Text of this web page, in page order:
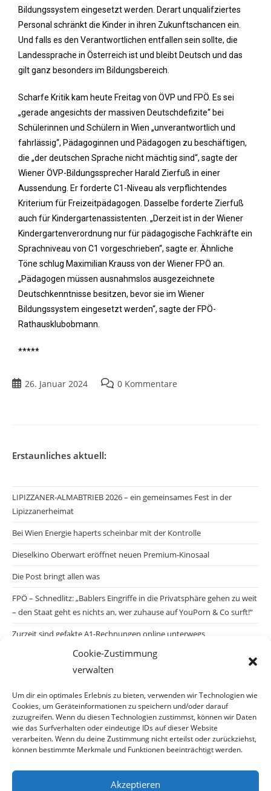
Cookie-Zustimmung
verwalten
Um dir ein optimales Erlebnis zu bieten, verwenden wir Technologien wie
Cookies, um Geräteinformationen zu speichern und/oder darauf
zuzugreifen. Wenn du diesen Technologien zustimmst, können wir Daten
wie das Surfverhalten oder eindeutige IDs auf dieser Website
verarbeiten. Wenn du deine Zustimmung nicht erteilst oder zurückziehst,
können bestimmte Merkmale und Funktionen beeinträchtigt werden.
Akzeptieren
Bildungssystem eingesetzt werden. Derart unqualifziertes
Personal schränkt die Kinder in ihren Zukunftschancen ein.
Und falls es den Verantwortlichen entfallen sein sollte, die
Landessprache in Österreich ist und bleibt Deutsch und das
gilt ganz besonders im Bildungsbereich.
Scharfe Kritik kam heute Freitag von ÖVP und FPÖ. Es sei
„gerade angesichts der massiven Deutschdefizite“ bei
Schülerinnen und Schülern in Wien „unverantwortlich und
fahrlässig“, Pädagoginnen und Pädagogen zu beschäftigen,
die „der deutschen Sprache nicht mächtig sind“, sagte der
Wiener ÖVP-Bildungssprecher Harald Zierfuß in einer
Aussendung. Er forderte C1-Niveau als verpflichtendes
Kriterium für Freizeitpädagogen. Dasselbe forderte Zierfuß
auch für Kindergartenassistenten. „Derzeit ist in der Wiener
Kindergartenverordnung nur für pädagogische Fachkräfte ein
Sprachniveau von C1 vorgeschrieben“, sagte er. Ähnliche
Töne schlug Maximilian Krauss von der Wiener FPÖ an.
„Pädagogen müssen ausnahmslos ausgezeichnete
Deutschkenntnisse besitzen, bevor sie im Wiener
Bildungssystem eingesetzt werden“, sagte der FPÖ-
Rathausklubobmann.
*****
26. Januar 2024 0 Kommentare
Erstaunliches aktuell:
LIPIZZANER-ALMABTRIEB 2026 – ein gemeinsames Fest in der
Lipizzanerheimat
Bei Wien Energie haperts scheinbar mit der Kontrolle
Dieselkino Oberwart eröffnet neuen Premium-Kinosaal
Die Post bringt allen was
FPÖ – Schnedlitz: „Bablers Eingriffe in die Privatsphäre gehen zu weit
– den Staat geht es nichts an, wer zuhause auf YouPorn & Co surft!“
Zurzeit sind gefakte A1-Rechnungen online unterwegs
Salzburgs Juden und ihre Sicherheit: „Erst nach einem Anschlag wäre
die Gefahr endlich konkret!“
Biologisches Wunder in Ceuta
Ein vermeintliches Abschiebemärchen
Archiv